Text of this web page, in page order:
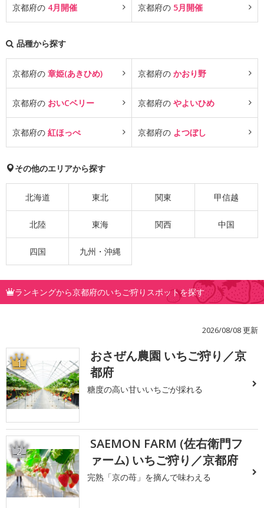
京都府の 4月開催 京都府の 5月開催
品種から探す
京都府の 章姫(あきひめ) 京都府の かおり野
京都府の おいCベリー 京都府の やよいひめ
京都府の 紅ほっぺ 京都府の よつぼし
その他のエリアから探す
北海道 東北 関東 甲信越
北陸 東海 関西 中国
四国 九州・沖縄
ランキングから京都府のいちご狩りスポットを探す
2026/08/08 更新
1
おさぜん農園 いちご狩り／京
都府
糖度の高い甘いいちごが採れる
2
SAEMON FARM (佐右衛門フ
ァーム) いちご狩り／京都府
完熟「京の苺」を摘んで味わえる